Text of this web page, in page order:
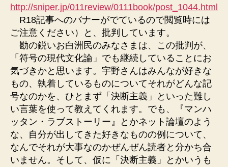
http://sniper.jp/011review/0111book/post_1044.html
R18記事へのバナーがでているので閲覧時には
ご注意ください）と、批判しています。
勘の鋭いお白洲民のみなさまは、この批判が、
「符号の現代文化論」でも継続していることにお
気づきかと思います。宇野さんはみんなが好きな
もの、執着しているものについてそれがどんな記
号なのかを、ひとまず「決断主義」といった難し
い言葉を使って教えてくれます。でも、『マンハ
ッタン・ラブストーリー』とかネット論壇のよう
な、自分が出してきた好きなものの例について、
なんでそれが大事なのかぜんぜん読者と分かち合
いません。そして、仮に「決断主義」とかいうも